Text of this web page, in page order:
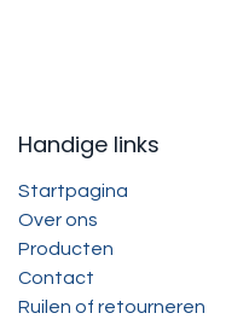
Handige links
Startpagina
Over ons
Producten
Contact
Ruilen of retourneren